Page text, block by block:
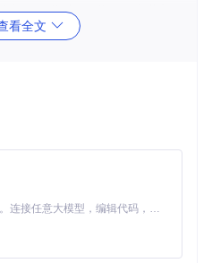
本（32 位或 64 位），安装相
项目到本地：
看全文
Claude Code 的开源替代方案。连接任意大模型，编辑代码，运行命令，自动验证 — 全自动执行。用 Rust 构建，极致性能。 ｜ An open-source alternative to Claude Code. Connect any LLM, edit code, run commands, and verify changes — autonomously. Built in Rust for speed. Get Started